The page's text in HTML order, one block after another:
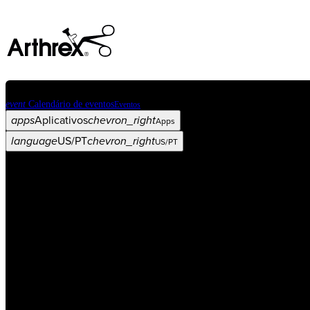
event Calendário de eventosEventos
appsAplicativoschevron_rightApps
languageUS/PTchevron_rightUS/PT